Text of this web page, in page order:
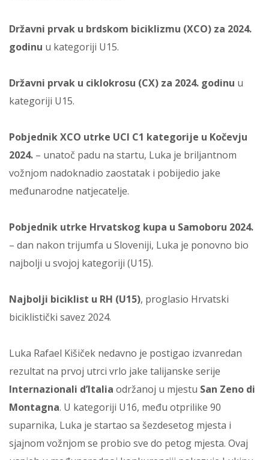
Državni prvak u brdskom biciklizmu (XCO) za 2024.
godinu u kategoriji U15.
Državni prvak u ciklokrosu (CX) za 2024. godinu u
kategoriji U15.
Pobjednik XCO utrke UCI C1 kategorije u Kočevju
2024. – unatoč padu na startu, Luka je briljantnom
vožnjom nadoknadio zaostatak i pobijedio jake
međunarodne natjecatelje.
Pobjednik utrke Hrvatskog kupa u Samoboru 2024.
– dan nakon trijumfa u Sloveniji, Luka je ponovno bio
najbolji u svojoj kategoriji (U15).
Najbolji biciklist u RH (U15), proglasio Hrvatski
biciklistički savez 2024.
Luka Rafael Kišiček nedavno je postigao izvanredan
rezultat na prvoj utrci vrlo jake talijanske serije
Internazionali d’Italia održanoj u mjestu San Zeno di
Montagna. U kategoriji U16, među otprilike 90
suparnika, Luka je startao sa šezdesetog mjesta i
sjajnom vožnjom se probio sve do petog mjesta. Ovaj